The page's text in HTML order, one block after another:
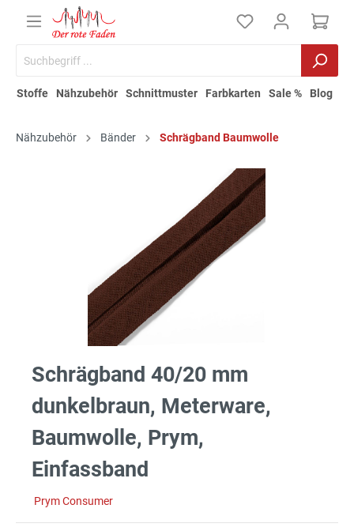
Stoffe Nähzubehör Schnittmuster Farbkarten Sale % Blog
Nähzubehör Bänder Schrägband Baumwolle
Schrägband 40/20 mm
dunkelbraun, Meterware,
Baumwolle, Prym,
Einfassband
Prym Consumer